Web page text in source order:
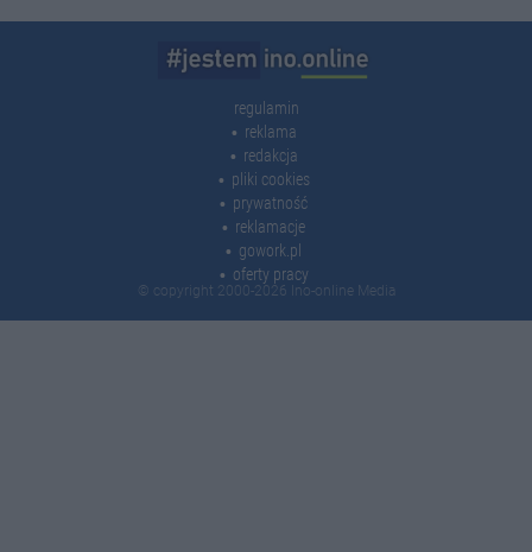
regulamin
reklama
redakcja
pliki cookies
prywatność
reklamacje
gowork.pl
oferty pracy
© copyright 2000-2026 Ino-online Media